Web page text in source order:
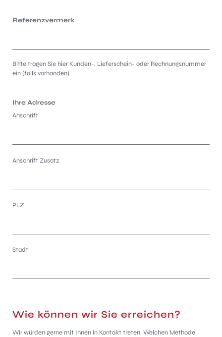
Referenzvermerk
Bitte tragen Sie hier Kunden-, Lieferschein- oder Rechnungsnummer
ein (falls vorhanden)
Ihre Adresse
Anschrift
Anschrift Zusatz
PLZ
Stadt
Wie können wir Sie erreichen?
Wir würden gerne mit Ihnen in Kontakt treten. Welchen Methode